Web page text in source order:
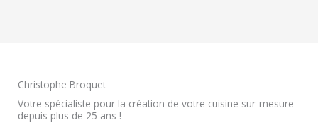
Christophe Broquet
Votre spécialiste pour la création de votre cuisine sur-mesure
depuis plus de 25 ans !